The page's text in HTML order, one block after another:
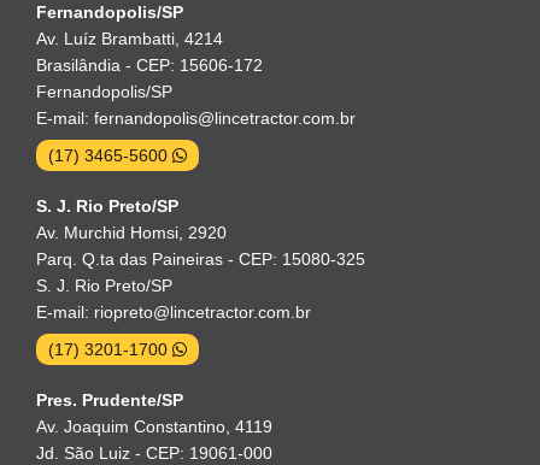
Fernandopolis/SP
Av. Luíz Brambatti, 4214
Brasilândia - CEP: 15606-172
Fernandopolis/SP
E-mail: fernandopolis@lincetractor.com.br
(17) 3465-5600
S. J. Rio Preto/SP
Av. Murchid Homsi, 2920
Parq. Q.ta das Paineiras - CEP: 15080-325
S. J. Rio Preto/SP
E-mail: riopreto@lincetractor.com.br
(17) 3201-1700
Pres. Prudente/SP
Av. Joaquim Constantino, 4119
Jd. São Luiz - CEP: 19061-000